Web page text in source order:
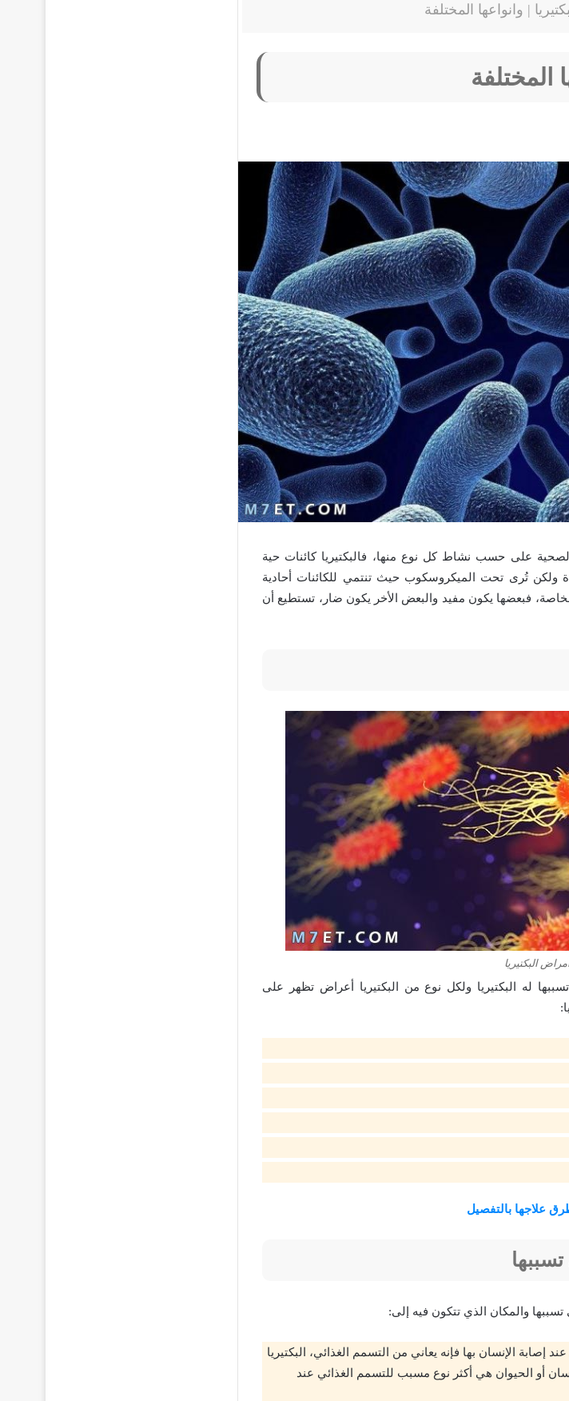
| وانواعها المختلفة
المختلفة
على حسب نشاط كل نوع منها، فالبكتيريا كائنات حية
ولكن تُرى تحت الميكروسكوب حيث تنتمي للكائنات أحادية
الخاصة، فبعضها يكون مفيد والبعض الأخر يكون ضار، تستطيع أن
البكتيريا
له البكتيريا ولكل نوع من البكتيريا أعراض تظهر على
علاجها بالتفصيل
تسببها
والمكان الذي تتكون فيه إلى:
عند إصابة الإنسان بها فإنه يعاني من التسمم الغذائي، البكتيريا
أو الحيوان هي أكثر نوع مسبب للتسمم الغذائي عند